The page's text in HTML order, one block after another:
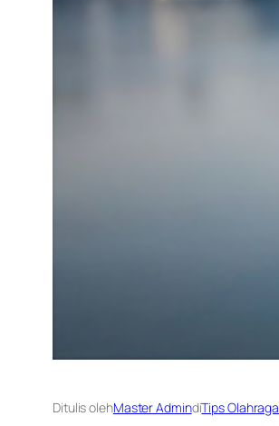
Ditulis olehMaster AdmindiTips Olahraga